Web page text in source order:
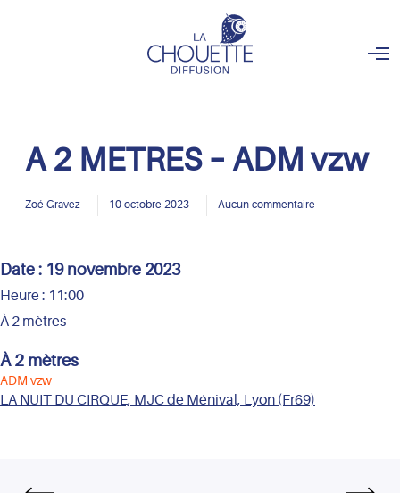
O
u
A 2 METRES – ADM vzw
Zoé Gravez 10 octobre 2023 Aucun commentaire
Date : 19 novembre 2023
Heure : 11:00
À 2 mètres
À 2 mètres
ADM vzw
LA NUIT DU CIRQUE, MJC de Ménival, Lyon (Fr69)